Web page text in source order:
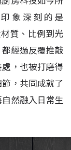
象深刻的是
質、比例到光
經過反覆推敲
，也被打磨得
，共同成就了
然融入日常生